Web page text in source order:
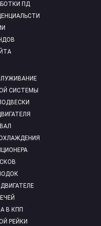
СИСТЕМЫ
В КПП
РЕЙКИ
ПД